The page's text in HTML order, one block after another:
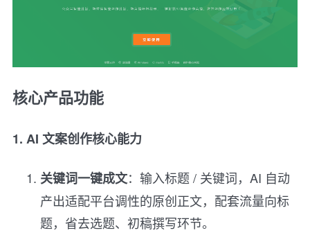
核心产品功能
1. AI 文案创作核心能力
关键词一键成文：输入标题 / 关键词，AI 自动
产出适配平台调性的原创正文，配套流量向标
题，省去选题、初稿撰写环节。